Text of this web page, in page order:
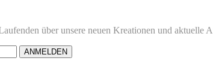
über unsere neuen Kreationen und aktuelle
ANMELDEN